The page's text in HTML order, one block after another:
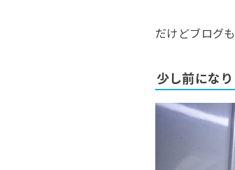
だけどブログ
少し前にな